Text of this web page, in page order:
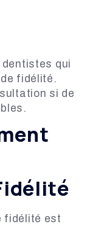
dentistes qui
fidélité.
si de
fidélité est